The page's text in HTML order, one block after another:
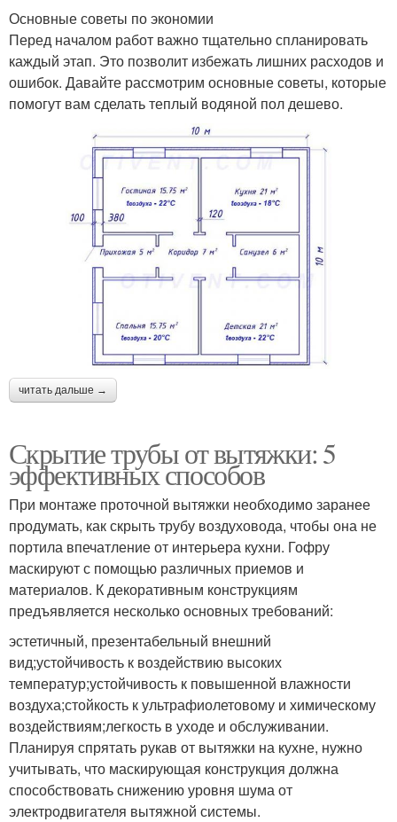
Основные советы по экономии
Перед началом работ важно тщательно спланировать
каждый этап. Это позволит избежать лишних расходов и
ошибок. Давайте рассмотрим основные советы, которые
помогут вам сделать теплый водяной пол дешево.
читать дальше →
Скрытие трубы от вытяжки: 5
эффективных способов
При монтаже проточной вытяжки необходимо заранее
продумать, как скрыть трубу воздуховода, чтобы она не
портила впечатление от интерьера кухни. Гофру
маскируют с помощью различных приемов и
материалов. К декоративным конструкциям
предъявляется несколько основных требований:
эстетичный, презентабельный внешний
вид;устойчивость к воздействию высоких
температур;устойчивость к повышенной влажности
воздуха;стойкость к ультрафиолетовому и химическому
воздействиям;легкость в уходе и обслуживании.
Планируя спрятать рукав от вытяжки на кухне, нужно
учитывать, что маскирующая конструкция должна
способствовать снижению уровня шума от
электродвигателя вытяжной системы.